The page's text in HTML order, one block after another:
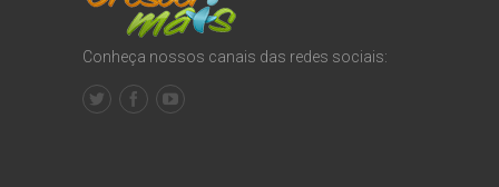
Conheça nossos canais das redes sociais: